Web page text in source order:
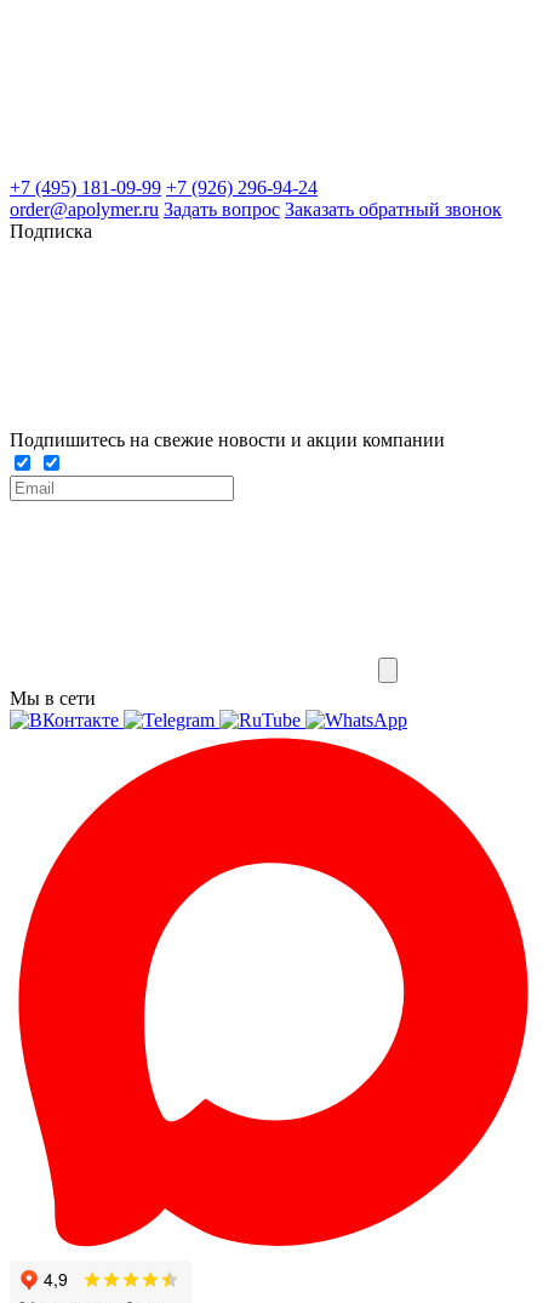
+7 (495) 181-09-99 +7 (926) 296-94-24
order@apolymer.ru Задать вопрос Заказать обратный звонок
Подписка
Подпишитесь на свежие новости и акции компании
Мы в сети